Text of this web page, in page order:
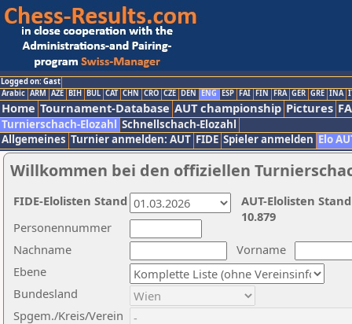
Logged on: Gast
Arabic ARM AZE BIH BUL CAT CHN CRO CZE DEN ENG ESP FAI FIN FRA GER GRE INA
Home Tournament-Database AUT championship Pictures
Turnierschach-Elozahl Schnellschach-Elozahl
Allgemeines Turnier anmelden: AUT FIDE Spieler anmelden Elo
Willkommen bei den offiziellen
Nachname
Vorname
Ebene
Personennummer
Bundesland
Spgem./Kreis/Verein
AUT-Elolisten
10.879
FIDE-Elolisten Stand